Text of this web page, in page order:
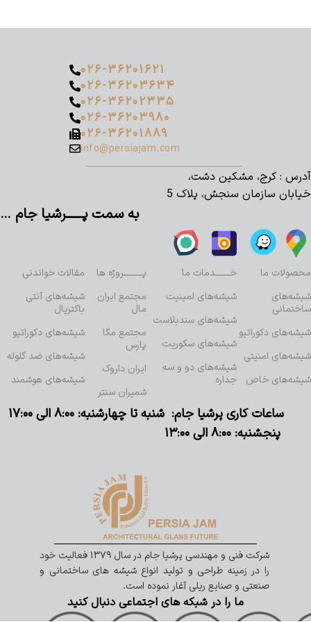
۰۲۶-۳۶۲۰۱۶۲۱
۰۲۶-۳۶۲۰۳۶۳۴
۰۲۶-۳۶۲۰۲۳۳۵
۰۲۶-۳۶۲۰۳۹۸۰
۰۲۶-۳۶۲۰۱۸۸۹
info@persiajam.com
آدرس : کرج، مشکین دشت،
خیابان سازمان سنجش، پلاک 5
به سمت پــــــرشیا جام …
محصولات ما
شیشه‌های
ساختمانی
شیشه‌های دکوراتیو
شیشه‌های امنیتی
شیشه‌های خاص
خـــــــدمات ما
شیشه‌های لمینیت
شیشه‌های سندبلاست
شیشه‌های سکوریت
شیشه‌های دو و سه
جداره
پـــــــــروژه ها
مجتمع ایران
مال
مجتمع مگا
پارس
ایران داروک
شمیران سنتر
مقالات خواندنی
شیشه‌های آنتی
باکتریال
شیشه‌های دکوراتیو
شیشه‌های ضد گلوله
شیشه‌های هوشمند
ساعات کاری پرشیا جام: شنبه تا چهارشنبه: ۸:۰۰ الی ۱۷:۰۰
پنجشنبه: ۸:۰۰ الی ۱۳:۰۰
شرکت فنی و مهندسی پرشیا جام در سال ۱۳۷۹ فعالیت خود
را در زمینه طراحی و تولید انواع شیشه های ساختمانی و
صنعتی و صنایع ریلی آغار نموده است.
ما را در شبکه های اجتماعی دنبال کنید